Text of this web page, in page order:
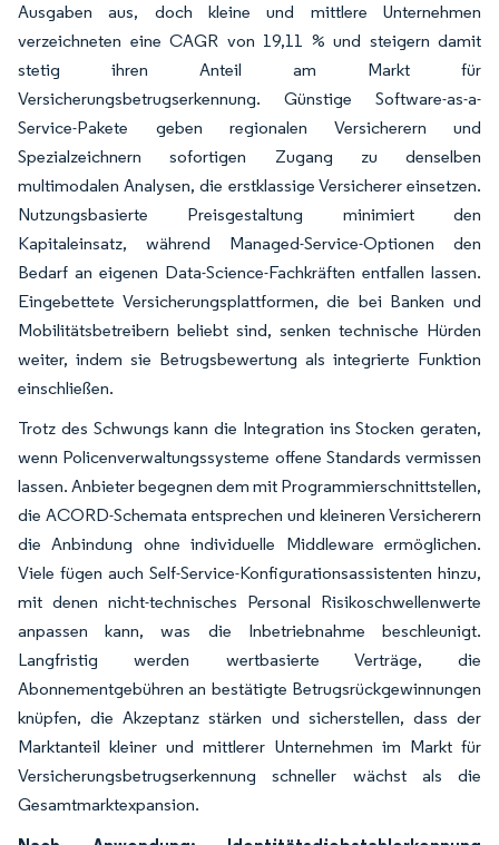
Ausgaben aus, doch kleine und mittlere Unternehmen
verzeichneten eine CAGR von 19,11 % und steigern damit
stetig ihren Anteil am Markt für
Versicherungsbetrugserkennung. Günstige Software-as-a-
Service-Pakete geben regionalen Versicherern und
Spezialzeichnern sofortigen Zugang zu denselben
multimodalen Analysen, die erstklassige Versicherer einsetzen.
Nutzungsbasierte Preisgestaltung minimiert den
Kapitaleinsatz, während Managed-Service-Optionen den
Bedarf an eigenen Data-Science-Fachkräften entfallen lassen.
Eingebettete Versicherungsplattformen, die bei Banken und
Mobilitätsbetreibern beliebt sind, senken technische Hürden
weiter, indem sie Betrugsbewertung als integrierte Funktion
einschließen.
Trotz des Schwungs kann die Integration ins Stocken geraten,
wenn Policenverwaltungssysteme offene Standards vermissen
lassen. Anbieter begegnen dem mit Programmierschnittstellen,
die ACORD-Schemata entsprechen und kleineren Versicherern
die Anbindung ohne individuelle Middleware ermöglichen.
Viele fügen auch Self-Service-Konfigurationsassistenten hinzu,
mit denen nicht-technisches Personal Risikoschwellenwerte
anpassen kann, was die Inbetriebnahme beschleunigt.
Langfristig werden wertbasierte Verträge, die
Abonnementgebühren an bestätigte Betrugsrückgewinnungen
knüpfen, die Akzeptanz stärken und sicherstellen, dass der
Marktanteil kleiner und mittlerer Unternehmen im Markt für
Versicherungsbetrugserkennung schneller wächst als die
Gesamtmarktexpansion.